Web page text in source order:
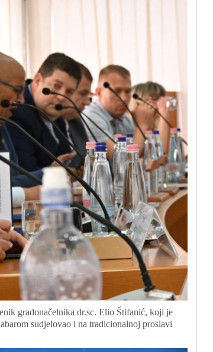
gradonačelnika dr.sc. Elio Štifanić, koji je
sudjelovao i na tradicionalnoj proslavi